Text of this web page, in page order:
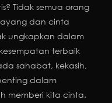
Tidak semua orang
dan cinta
ungkapkan dalam
terbaik
sahabat, kekasih,
dalam
memberi kita cinta.